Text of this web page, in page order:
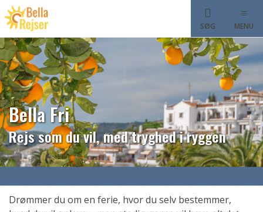
SØG MENU
Bella Fri
Rejs som du vil, med tryghed i ryggen
Drømmer du om en ferie, hvor du selv bestemmer,